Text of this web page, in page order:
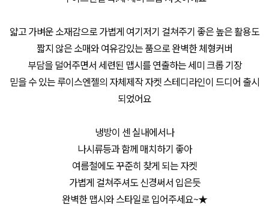
얇고 가벼운 소재감으로 가볍게 여기저기 걸쳐주기 좋은 높은 활용도
짧지 않은 소매와 여유감있는 품으로 완벽한 체형커버
부담을 덜어주면서 세련된 맵시를 연출하는 세미 크롭 기장
믿을 수 있는 루이스엔젤의 자체제작 자켓 스테디라인이 드디어 출시
되었어요
냉방이 센 실내에서나
나시류등과 함께 매치하기 좋아
여름철에도 꾸준히 찾게 되는 자켓
가볍게 걸쳐주셔도 신경써서 입은듯
완벽한 맵시와 스타일로 입어주세요~★